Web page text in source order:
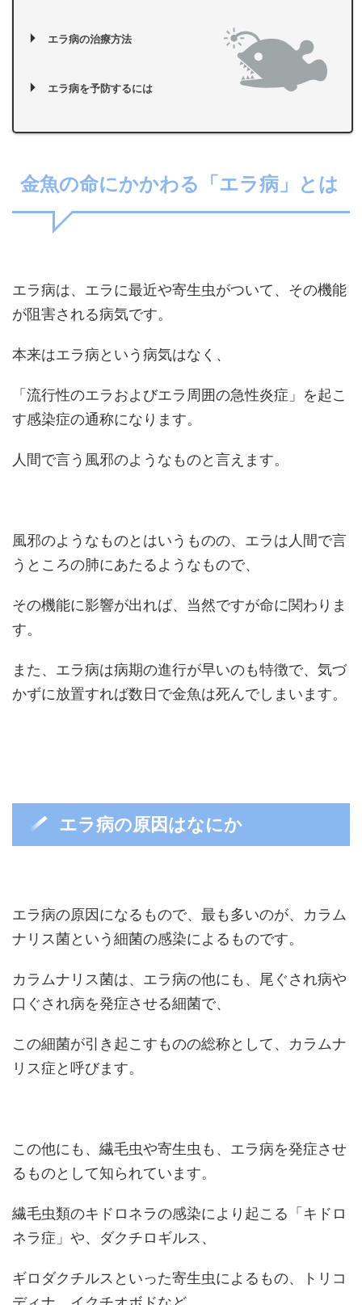
エラ病の治療方法
エラ病を予防するには
金魚の命にかかわる「エラ病」とは
エラ病は、エラに最近や寄生虫がついて、その機能
が阻害される病気です。
本来はエラ病という病気はなく、
「流行性のエラおよびエラ周囲の急性炎症」を起こ
す感染症の通称になります。
人間で言う風邪のようなものと言えます。
風邪のようなものとはいうものの、エラは人間で言
うところの肺にあたるようなもので、
その機能に影響が出れば、当然ですが命に関わりま
す。
また、エラ病は病期の進行が早いのも特徴で、気づ
かずに放置すれば数日で金魚は死んでしまいます。
エラ病の原因はなにか
エラ病の原因になるもので、最も多いのが、カラム
ナリス菌という細菌の感染によるものです。
カラムナリス菌は、エラ病の他にも、尾ぐされ病や
口ぐされ病を発症させる細菌で、
この細菌が引き起こすものの総称として、カラムナ
リス症と呼びます。
この他にも、繊毛虫や寄生虫も、エラ病を発症させ
るものとして知られています。
繊毛虫類のキドロネラの感染により起こる「キドロ
ネラ症」や、ダクチロギルス、
ギロダクチルスといった寄生虫によるもの、トリコ